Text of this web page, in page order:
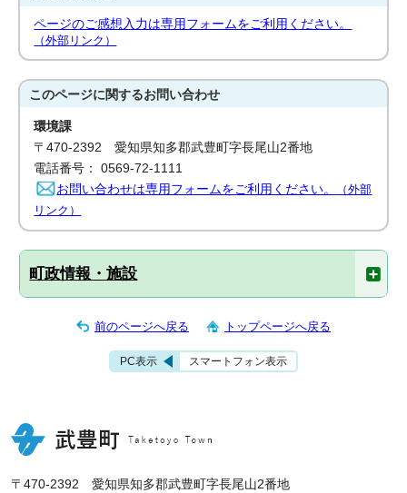
ページのご感想入力は専用フォームをご利用ください。
（外部リンク）
このページに関するお問い合わせ
環境課
〒470-2392 愛知県知多郡武豊町字長尾山2番地
電話番号： 0569-72-1111
お問い合わせは専用フォームをご利用ください。
（外部
リンク）
町政情報・施設
前のページへ戻る トップページへ戻る
PC表示 スマートフォン表示
〒470-2392 愛知県知多郡武豊町字長尾山2番地